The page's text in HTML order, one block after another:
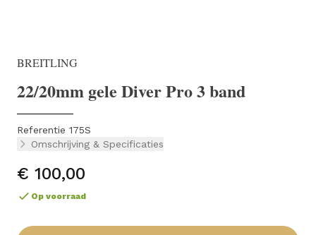
BREITLING
22/20mm gele Diver Pro 3 band
Referentie 175S
Omschrijving & Specificaties
€ 100,00
Op voorraad